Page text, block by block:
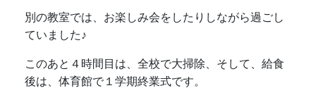
別の教室では、お楽しみ会をしたりしながら過ごし
ていました♪
このあと４時間目は、全校で大掃除、そして、給食
後は、体育館で１学期終業式です。